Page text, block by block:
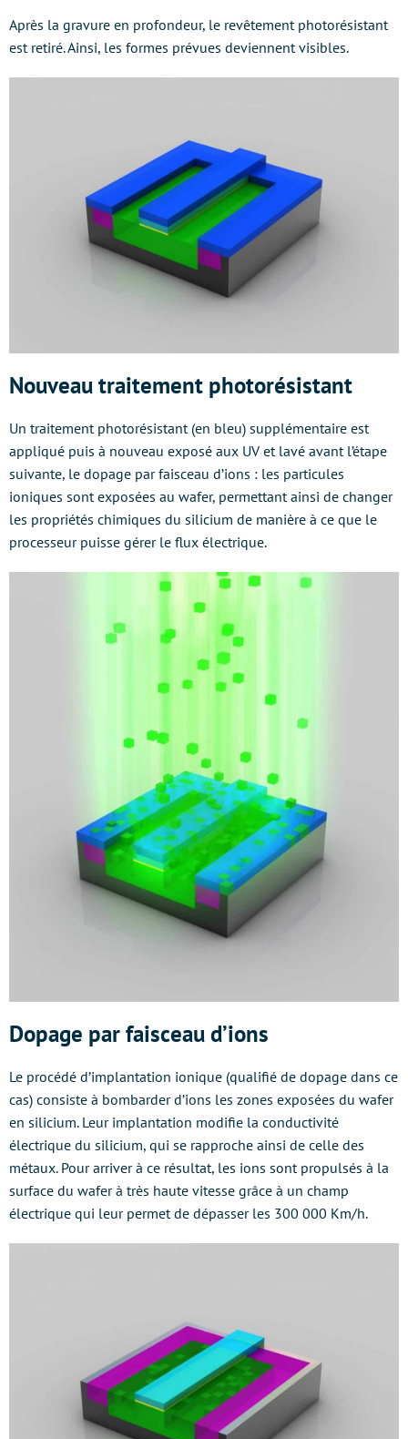
Après la gravure en profondeur, le revêtement photorésistant
est retiré. Ainsi, les formes prévues deviennent visibles.
Nouveau traitement photorésistant
Un traitement photorésistant (en bleu) supplémentaire est
appliqué puis à nouveau exposé aux UV et lavé avant l’étape
suivante, le dopage par faisceau d’ions : les particules
ioniques sont exposées au wafer, permettant ainsi de changer
les propriétés chimiques du silicium de manière à ce que le
processeur puisse gérer le flux électrique.
Dopage par faisceau d’ions
Le procédé d’implantation ionique (qualifié de dopage dans ce
cas) consiste à bombarder d’ions les zones exposées du wafer
en silicium. Leur implantation modifie la conductivité
électrique du silicium, qui se rapproche ainsi de celle des
métaux. Pour arriver à ce résultat, les ions sont propulsés à la
surface du wafer à très haute vitesse grâce à un champ
électrique qui leur permet de dépasser les 300 000 Km/h.